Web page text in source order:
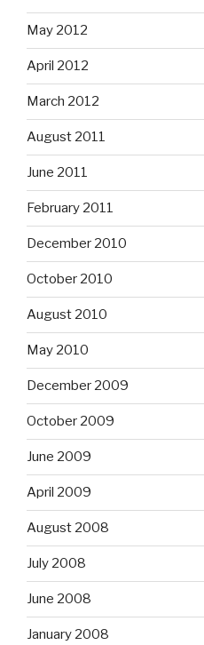
May 2012
April 2012
March 2012
August 2011
June 2011
February 2011
December 2010
October 2010
August 2010
May 2010
December 2009
October 2009
June 2009
April 2009
August 2008
July 2008
June 2008
January 2008